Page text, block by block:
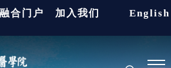
融合门户 加入我们 English